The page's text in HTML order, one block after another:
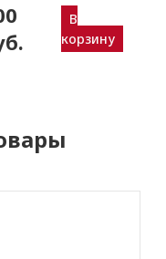
В
корзину